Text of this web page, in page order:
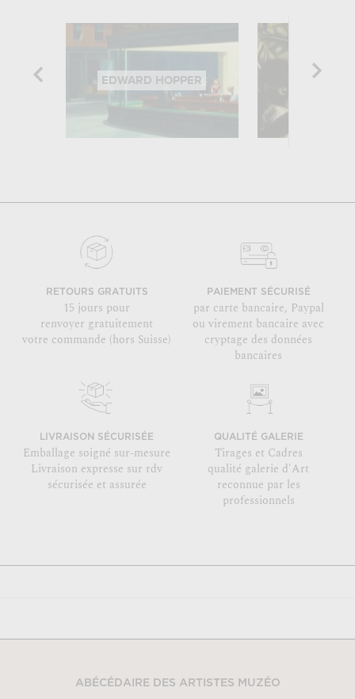
EDWARD HOPPER FRIDA
RETOURS GRATUITS
15 jours pour
renvoyer gratuitement
votre commande (hors Suisse)
PAIEMENT SÉCURISÉ
par carte bancaire, Paypal
ou virement bancaire avec
cryptage des données
bancaires
LIVRAISON SÉCURISÉE
Emballage soigné sur-mesure
Livraison expresse sur rdv
sécurisée et assurée
QUALITÉ GALERIE
Tirages et Cadres
qualité galerie d'Art
reconnue par les
professionnels
ABÉCÉDAIRE DES ARTISTES MUZÉO